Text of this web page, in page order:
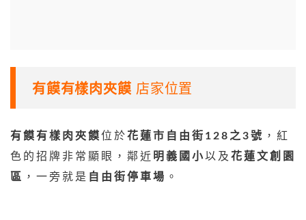
有饃有樣肉夾饃 店家位置
有饃有樣肉夾饃位於花蓮市自由街128之3號 ，紅
色的招牌非常顯眼，鄰近 明義國小以及 花蓮文創園
區
，一旁就是 自由街停車場 。